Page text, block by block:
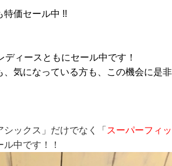
特価セール中 !!
ディースともにセール中です！
、気になっている方も、この機会に是非
ックス」だけでなく「 スーパーフィッ
ル中です！！